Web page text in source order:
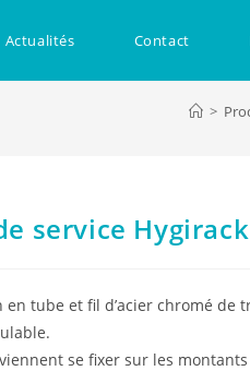
Actualités Contact
>
service Hygirack
en tube et fil d’acier chromé de
se fixer sur les